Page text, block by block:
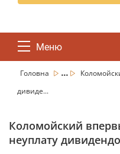
Меню
Головна ...
дивиде...
Коломойский
неуплату